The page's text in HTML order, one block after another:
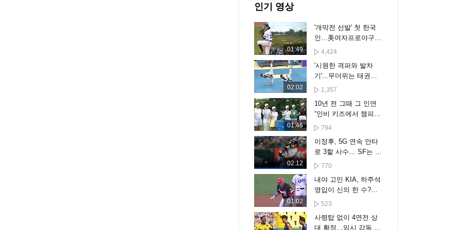
인기 영상
01:49
'개막전 선발' 첫 한국
인…美여자프로야구
역사 쓴 김라경
4,424
02:02
'시원한 격파와 발차
기'...무더위는 태권도
로 날린다
1,357
01:46
10년 전 그때 그 인연
“인비 키즈에서 챔피언
으로”
794
02:12
이정후, 5G 연속 안타
로 3할 사수… SF는 텍
사스에 무득점 완패 [스
770
01:02
내야 고민 KIA, 하주석
영입이 신의 한 수?…
박찬호 떠난 유격수 자
523
사령탑 없이 4연전 상
대 확정…임시 감독 시